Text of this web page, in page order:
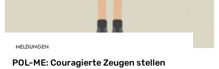
MELDUNGEN
POL-ME: Couragierte Zeugen stellen